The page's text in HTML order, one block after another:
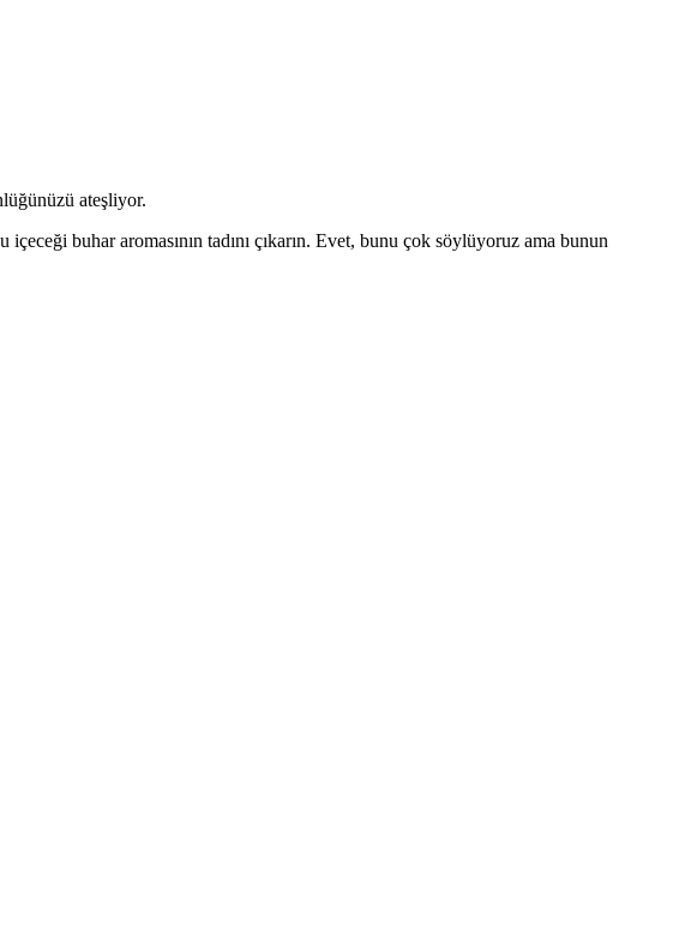
ateşliyor.
buhar aromasının tadını çıkarın. Evet, bunu çok söylüyoruz ama bunun